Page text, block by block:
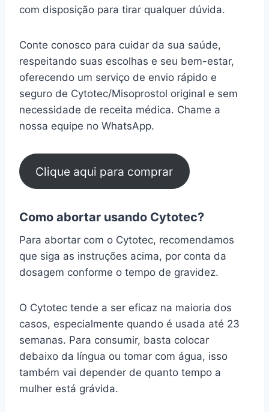
com disposição para tirar qualquer dúvida.
Conte conosco para cuidar da sua saúde,
respeitando suas escolhas e seu bem-estar,
oferecendo um serviço de envio rápido e
seguro de Cytotec/Misoprostol original e sem
necessidade de receita médica. Chame a
nossa equipe no WhatsApp.
Clique aqui para comprar
Como abortar usando Cytotec?
Para abortar com o Cytotec, recomendamos
que siga as instruções acima, por conta da
dosagem conforme o tempo de gravidez.
O Cytotec tende a ser eficaz na maioria dos
casos, especialmente quando é usada até 23
semanas. Para consumir, basta colocar
debaixo da língua ou tomar com água, isso
também vai depender de quanto tempo a
mulher está grávida.